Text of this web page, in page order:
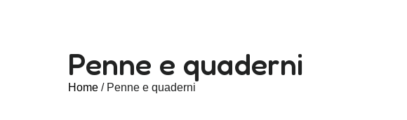
Penne e quaderni
Home / Penne e quaderni